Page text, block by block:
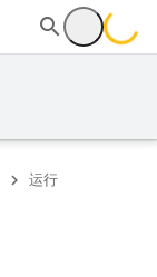
运行